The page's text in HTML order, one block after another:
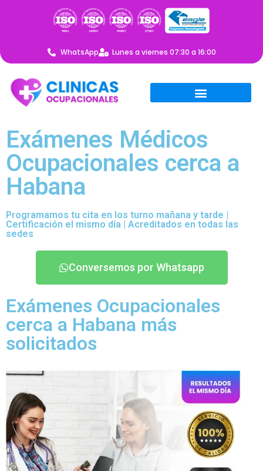
WhatsApp Lunes a viernes 07:30 a 16:00
Exámenes Médicos
Ocupacionales cerca a
Habana
Programamos tu cita en los turno mañana y tarde |
Certificación el mismo día | Acreditados en todas las
sedes
Conversemos por Whatsapp
Exámenes Ocupacionales
cerca a Habana más
solicitados